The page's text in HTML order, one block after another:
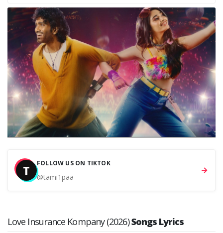
T FOLLOW US ON TIKTOK
@tami1paa
Love Insurance Kompany (2026)Songs Lyrics